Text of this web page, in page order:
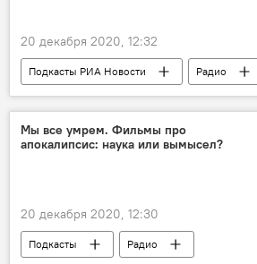
20 декабря 2020, 12:32
Подкасты РИА Новости
Радио
Подкасты
Мы все умрем. Фильмы про
апокалипсис: наука или вымысел?
20 декабря 2020, 12:30
Подкасты Радио